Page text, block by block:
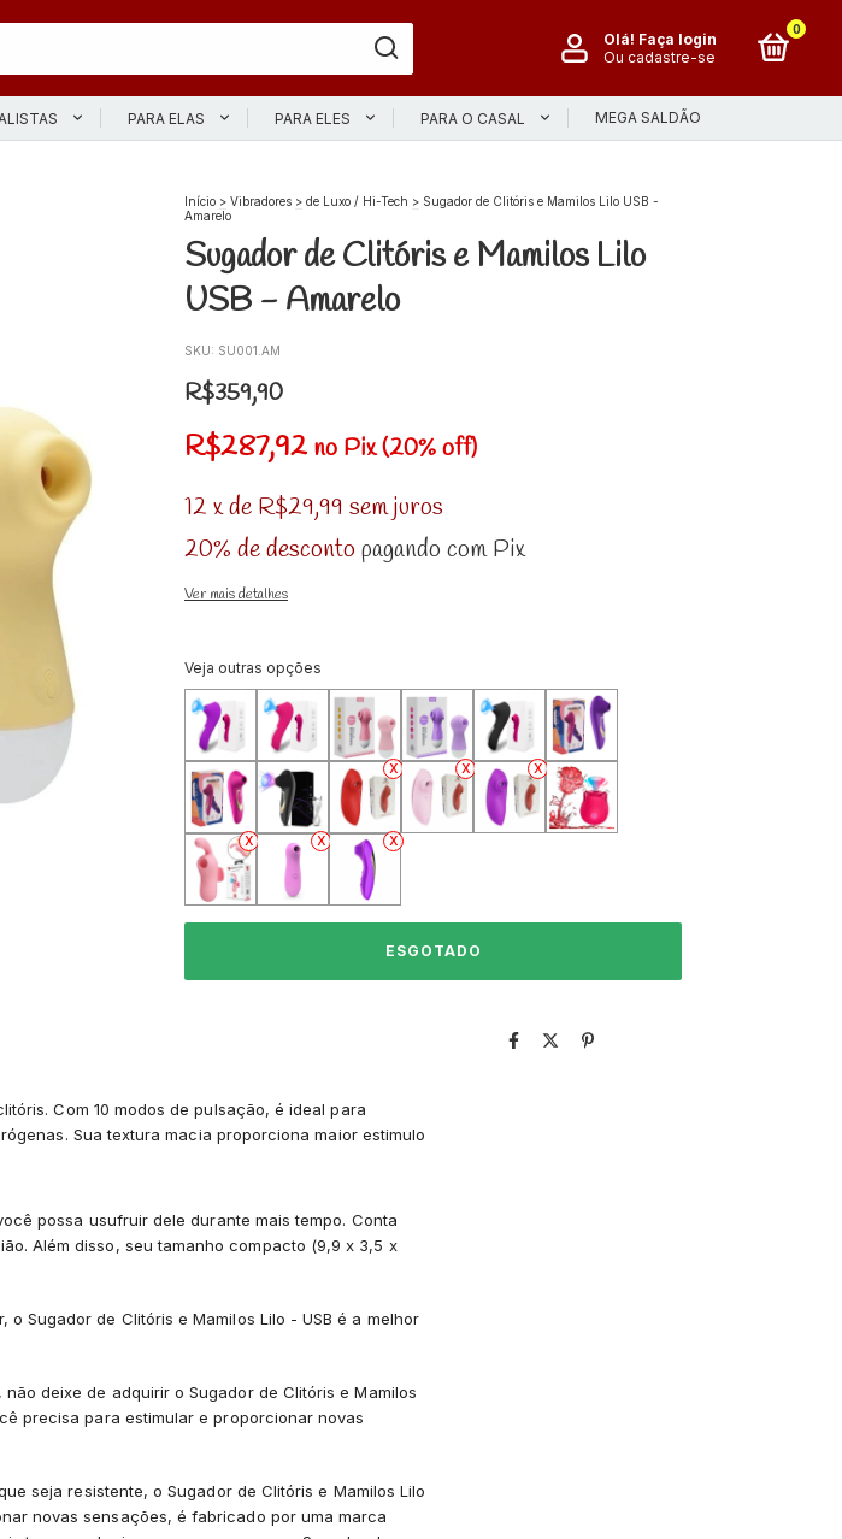
Olá! Faça login
Ou cadastre-se
0
PARA ELAS PARA ELES PARA O CASAL MEGA SALDÃO
Início > Vibradores > de Luxo / Hi-Tech > Sugador de Clitóris e Mamilos Lilo USB -
Amarelo
Sugador de Clitóris e Mamilos Lilo
USB - Amarelo
SKU: SU001.AM
R$359,90
R$287,92 no Pix (20% off)
12 xde R$29,99 sem juros
20% de desconto pagando com Pix
Ver mais detalhes
Veja outras opções
Com 10 modos de pulsação, é ideal para
Sua textura macia proporciona maior estimulo
possa usufruir dele durante mais tempo. Conta
Além disso, seu tamanho compacto (9,9 x 3,5 x
Sugador de Clitóris e Mamilos Lilo - USB é a melhor
deixe de adquirir o Sugador de Clitóris e Mamilos
precisa para estimular e proporcionar novas
seja resistente, o Sugador de Clitóris e Mamilos Lilo
novas sensações, é fabricado por uma marca